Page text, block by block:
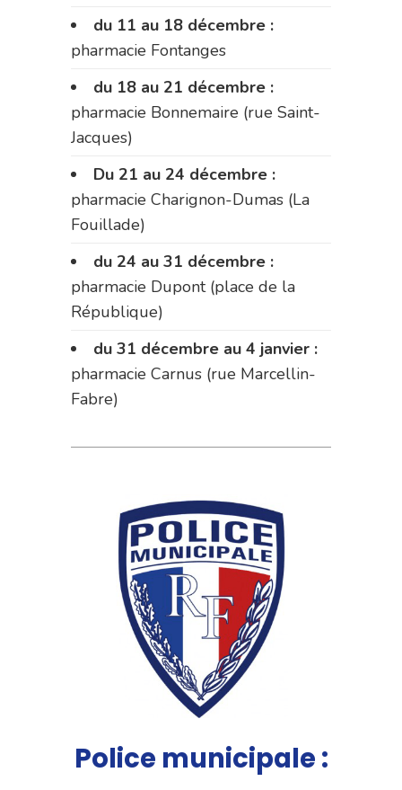
du 11 au 18 décembre :
pharmacie Fontanges
du 18 au 21 décembre :
pharmacie Bonnemaire (rue Saint-
Jacques)
Du 21 au 24 décembre :
pharmacie Charignon-Dumas (La
Fouillade)
du 24 au 31 décembre :
pharmacie Dupont (place de la
République)
du 31 décembre au 4 janvier :
pharmacie Carnus (rue Marcellin-
Fabre)
Police municipale :